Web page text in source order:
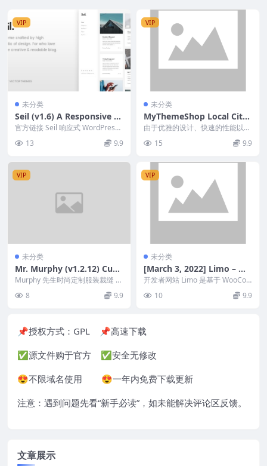
VIP
未分类
Seil (v1.6) A Responsive W
ordPress Blog Theme
官方链接 Seil 响应式 WordPress
13 9.9
VIP
未分类
MyThemeShop Local Citat
ion WordPress Theme v1.
0.15
由于优雅的设计、快速的性能以及
SEO + 架构友好的代码，本地引文
主题在网络浏...
15 9.9
VIP
未分类
Mr. Murphy (v1.2.12) Cust
om Dress Tailoring Clothi
ng WordPress Theme
Murphy 先生时尚定制服装裁缝 W
ordPress 主题。它具有现代和实
用的...
8 9.9
VIP
未分类
[March 3, 2022] Limo – Mu
ltipurpose WooCommerce
Theme
开发者网站 Limo 是基于 WooCo
mmerce 插件的 WordPress...
10 9.9
📌授权方式： GPL 📌高速下载
✅源文件购于官方 ✅安全无修改
😍不限域名使用 😍一年内免费下载更新
注意：遇到问题先看“新手必读”，如未能解决评论区反馈。
文章展示